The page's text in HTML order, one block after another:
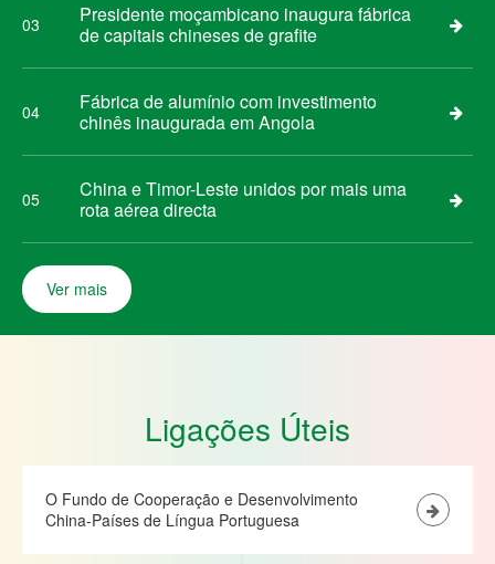
03
Presidente moçambicano inaugura fábrica
de capitais chineses de grafite
04
Fábrica de alumínio com investimento
chinês inaugurada em Angola
05
China e Timor-Leste unidos por mais uma
rota aérea directa
Ver mais
Ligações Úteis
O Fundo de Cooperação e Desenvolvimento
China-Países de Língua Portuguesa